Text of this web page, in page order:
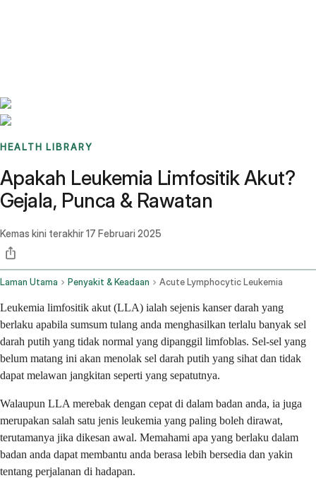
HEALTH LIBRARY
Apakah Leukemia Limfositik Akut?
Gejala, Punca & Rawatan
Kemas kini terakhir17 Februari 2025
Laman Utama Penyakit & Keadaan Acute Lymphocytic Leukemia
Leukemia limfositik akut (LLA) ialah sejenis kanser darah yang
berlaku apabila sumsum tulang anda menghasilkan terlalu banyak sel
darah putih yang tidak normal yang dipanggil limfoblas. Sel-sel yang
belum matang ini akan menolak sel darah putih yang sihat dan tidak
dapat melawan jangkitan seperti yang sepatutnya.
Walaupun LLA merebak dengan cepat di dalam badan anda, ia juga
merupakan salah satu jenis leukemia yang paling boleh dirawat,
terutamanya jika dikesan awal. Memahami apa yang berlaku dalam
badan anda dapat membantu anda berasa lebih bersedia dan yakin
tentang perjalanan di hadapan.